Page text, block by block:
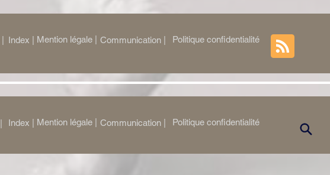
Index | Mention légale | Communication | Politique confidentialité
Index | Mention légale | Communication | Politique confidentialité